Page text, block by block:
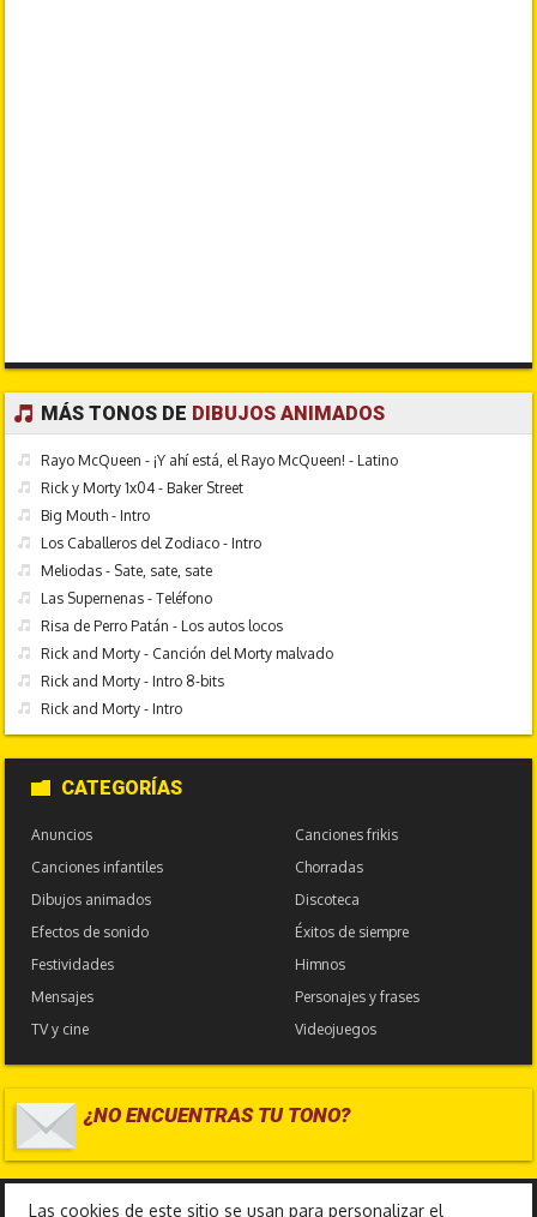
MÁS TONOS DE DIBUJOS ANIMADOS
Rayo McQueen - ¡Y ahí está, el Rayo McQueen! - Latino
Rick y Morty 1x04 - Baker Street
Big Mouth - Intro
Los Caballeros del Zodiaco - Intro
Meliodas - Sate, sate, sate
Las Supernenas - Teléfono
Risa de Perro Patán - Los autos locos
Rick and Morty - Canción del Morty malvado
Rick and Morty - Intro 8-bits
Rick and Morty - Intro
CATEGORÍAS
Anuncios
Canciones frikis
Canciones infantiles
Chorradas
Dibujos animados
Discoteca
Efectos de sonido
Éxitos de siempre
Festividades
Himnos
Mensajes
Personajes y frases
TV y cine
Videojuegos
¿NO ENCUENTRAS TU TONO?
Las cookies de este sitio se usan para personalizar el